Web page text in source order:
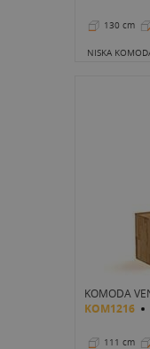
130 cm
NISKA
KOMODA
KOM1216
111 cm